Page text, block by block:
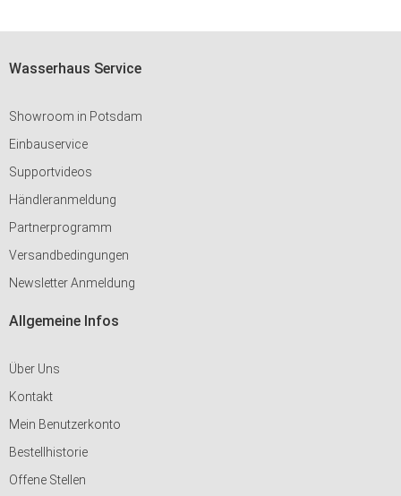
Wasserhaus Service
Showroom in Potsdam
Einbauservice
Supportvideos
Händleranmeldung
Partnerprogramm
Versandbedingungen
Newsletter Anmeldung
Allgemeine Infos
Über Uns
Kontakt
Mein Benutzerkonto
Bestellhistorie
Offene Stellen